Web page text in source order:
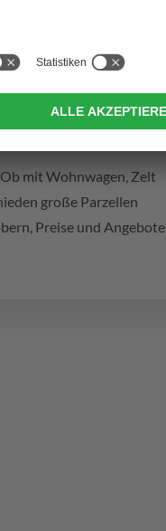
Ob mit Wohnwagen, Zelt
große Parzellen
Preise und Angebote